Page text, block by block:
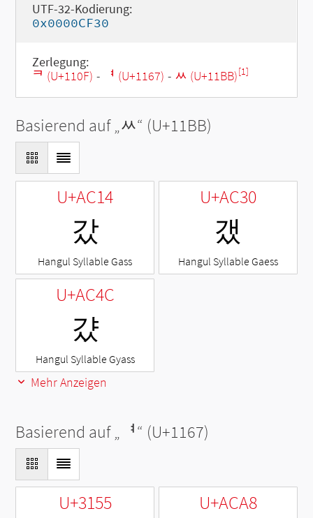
UTF-32-Kodierung:
0x0000CF30
Zerlegung:
ᄏ (U+110F) - ᅧ (U+1167) - ᆻ (U+11BB)[1]
Basierend auf „ᆻ“ (U+11BB)
U+AC14
갔
Hangul Syllable Gass
U+AC30
갰
Hangul Syllable Gaess
U+AC4C
걌
Hangul Syllable Gyass
Mehr Anzeigen
Basierend auf „ ᅧ“ (U+1167)
U+3155 U+ACA8